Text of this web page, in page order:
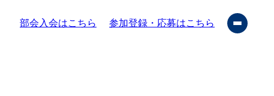
部会入会はこちら 参加登録・応募はこちら